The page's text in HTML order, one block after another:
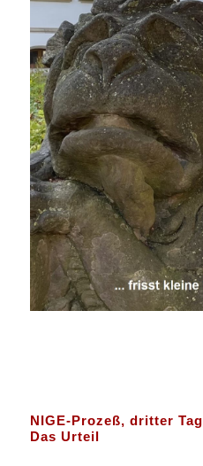
NIGE-Prozeß, dritter Tag
Das Urteil